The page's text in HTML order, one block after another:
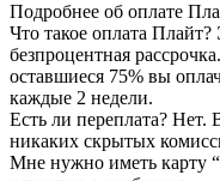
Подробнее об оплате
Что такое оплата Плайт?
безпроцентная
оставшиеся 75% вы
каждые 2 недели.
Есть ли переплата? Нет.
никаких скрытых
Мне нужно иметь карту